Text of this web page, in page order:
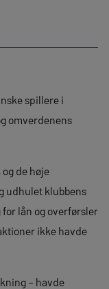
spillere i
omverdenens
de høje
udhulet klubbens
for lån og overførsler
ikke havde
– havde